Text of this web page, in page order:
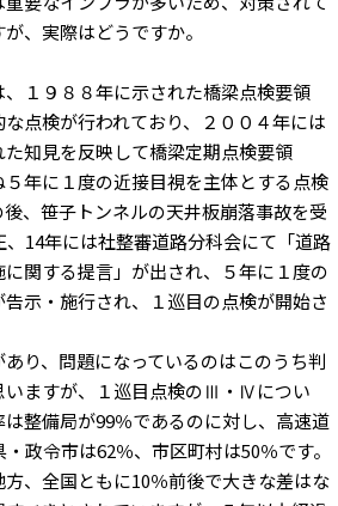
、実際はどうですか。
１９８８年に示された橋梁点検要領
な点検が行われており、２００４年には
知見を反映して橋梁定期点検要領
５年に１度の近接目視を主体とする点検
、笹子トンネルの天井板崩落事故を受
14年には社整審道路分科会にて「道路
関する提言」が出され、５年に１度の
示・施行され、１巡目の点検が開始さ
り、問題になっているのはこのうち判
ますが、１巡目点検のⅢ・Ⅳについ
整備局が99％であるのに対し、高速道
政令市は62％、市区町村は50％です。
、全国ともに10％前後で大きな差はな